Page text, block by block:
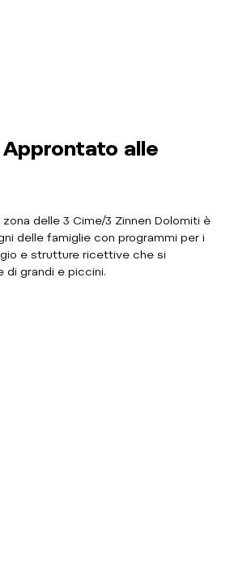
Approntato alle
delle 3 Cime/3 Zinnen Dolomiti è
delle famiglie con programmi per i
e strutture ricettive che si
di grandi e piccini.